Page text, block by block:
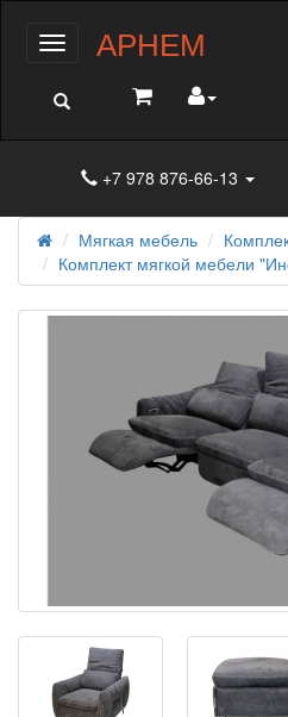
МенюАРНЕМ
+7 978 876-66-13
Мягкая мебель
Комплект мягкой мебели